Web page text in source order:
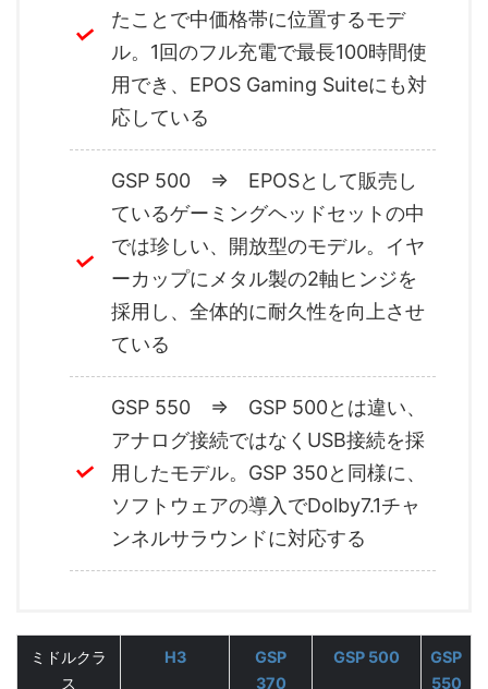
たことで中価格帯に位置するモデ
ル。1回のフル充電で最長100時間使
用でき、EPOS Gaming Suiteにも対
応している
GSP 500 ⇒ EPOSとして販売し
ているゲーミングヘッドセットの中
では珍しい、開放型のモデル。イヤ
ーカップにメタル製の2軸ヒンジを
採用し、全体的に耐久性を向上させ
ている
GSP 550 ⇒ GSP 500とは違い、
アナログ接続ではなくUSB接続を採
用したモデル。GSP 350と同様に、
ソフトウェアの導入でDolby7.1チャ
ンネルサラウンドに対応する
ミドルクラ
ス
H3
GSP
370
GSP 500
GSP
550